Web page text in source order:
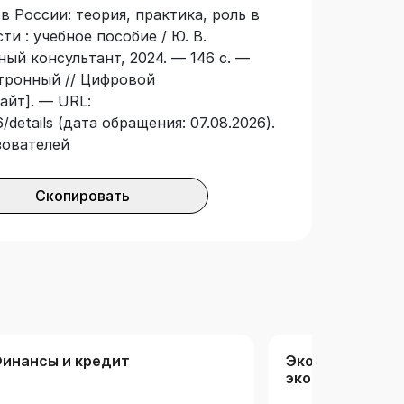
знаний, касающихся
Российской Федерации.
теория, практика, роль в
: учебное пособие / Ю. В.
консультант, 2024. — 146 с. —
// Цифровой
— URL:
(дата обращения: 07.08.2026).
Скопировать
и кредит
Экономика.
экономика